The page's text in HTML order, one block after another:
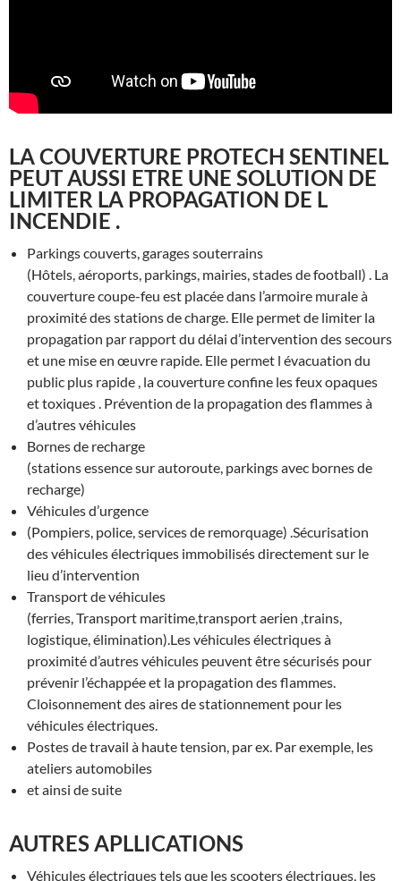
LA COUVERTURE PROTECH SENTINEL
PEUT AUSSI ETRE UNE SOLUTION DE
LIMITER LA PROPAGATION DE L
INCENDIE .
Parkings couverts, garages souterrains
(Hôtels, aéroports, parkings, mairies, stades de football) . La
couverture coupe-feu est placée dans l’armoire murale à
proximité des stations de charge. Elle permet de limiter la
propagation par rapport du délai d’intervention des secours
et une mise en œuvre rapide. Elle permet l évacuation du
public plus rapide , la couverture confine les feux opaques
et toxiques . Prévention de la propagation des flammes à
d’autres véhicules
Bornes de recharge
(stations essence sur autoroute, parkings avec bornes de
recharge)
Véhicules d’urgence
(Pompiers, police, services de remorquage) .Sécurisation
des véhicules électriques immobilisés directement sur le
lieu d’intervention
Transport de véhicules
(ferries, Transport maritime,transport aerien ,trains,
logistique, élimination).Les véhicules électriques à
proximité d’autres véhicules peuvent être sécurisés pour
prévenir l’échappée et la propagation des flammes.
Cloisonnement des aires de stationnement pour les
véhicules électriques.
Postes de travail à haute tension, par ex. Par exemple, les
ateliers automobiles
et ainsi de suite
AUTRES APLLICATIONS
Véhicules électriques tels que les scooters électriques, les